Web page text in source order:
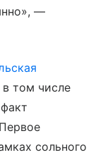
—
том числе
сольного